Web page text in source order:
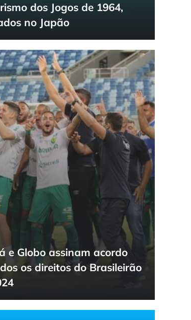
dos Jogos de 1964,
no Japão
e Globo assinam acordo
os direitos do Brasileirão